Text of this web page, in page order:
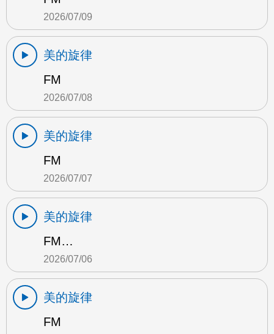
2026/07/09
美的旋律
FM
2026/07/08
美的旋律
FM
2026/07/07
美的旋律
FM…
2026/07/06
美的旋律
FM